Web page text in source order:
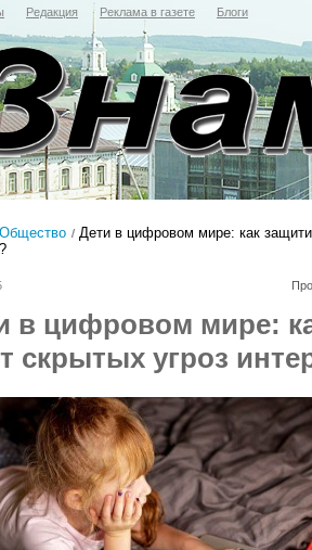
Редакция Реклама в газете Блоги
Общество
Дети в цифровом мире: как
в цифровом мире:
скрытых угроз